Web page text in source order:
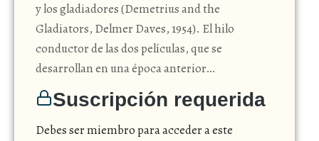
y los gladiadores (Demetrius and the
Gladiators, Delmer Daves, 1954). El hilo
conductor de las dos películas, que se
desarrollan en una época anterior…
Suscripción requerida
Debes ser miembro para acceder a este